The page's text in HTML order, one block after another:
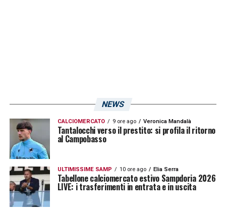
NEWS
CALCIOMERCATO 9 ore ago Veronica Mandalà
Tantalocchi verso il prestito: si profila il ritorno
al Campobasso
ULTIMISSIME SAMP 10 ore ago Elia Serra
Tabellone calciomercato estivo Sampdoria 2026
LIVE: i trasferimenti in entrata e in uscita